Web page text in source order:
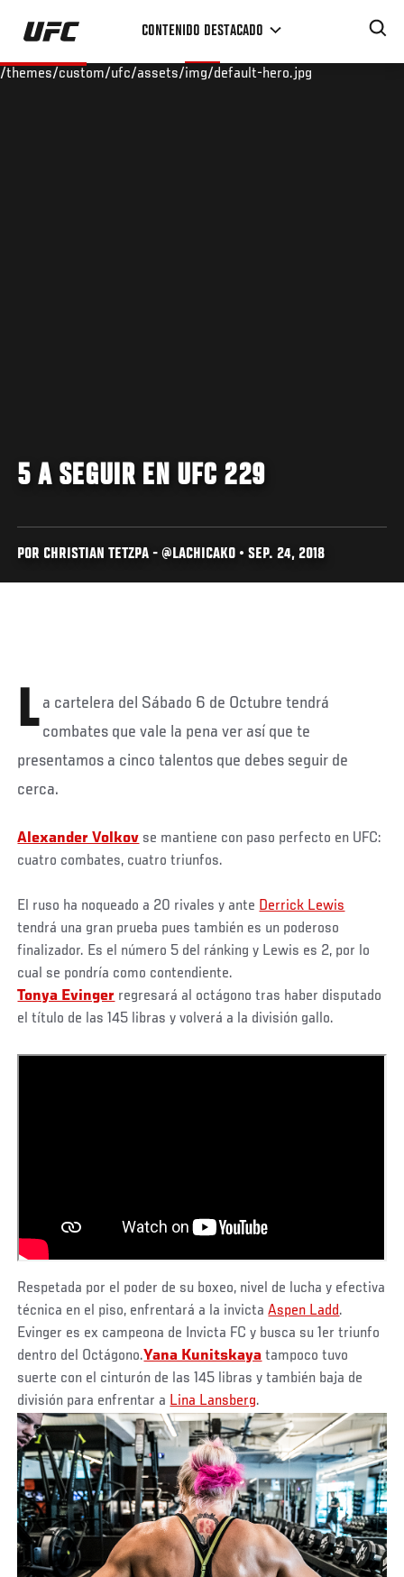
Pasar
contenido
CONTENIDO DESTACADO
/themes/custom/ufc/assets/img/default-hero.jpg
5 A SEGUIR EN UFC 229
POR CHRISTIAN TETZPA - @LACHICAKO • SEP. 24, 2018
L a cartelera del Sábado 6 de Octubre tendrá
combates que vale la pena ver así que te
presentamos a cinco talentos que debes seguir de
cerca.
Alexander Volkov se mantiene con paso perfecto en UFC:
cuatro combates, cuatro triunfos.
El ruso ha noqueado a 20 rivales y ante Derrick Lewis
tendrá una gran prueba pues también es un poderoso
finalizador. Es el número 5 del ránking y Lewis es 2, por lo
cual se pondría como contendiente.
Tonya Evinger regresará al octágono tras haber disputado
el título de las 145 libras y volverá a la división gallo.
Respetada por el poder de su boxeo, nivel de lucha y efectiva
técnica en el piso, enfrentará a la invictaAspen Ladd.
Evinger es ex campeona de Invicta FC y busca su 1er triunfo
dentro del Octágono.Yana Kunitskaya tampoco tuvo
suerte con el cinturón de las 145 libras y también baja de
división para enfrentar a Lina Lansberg.